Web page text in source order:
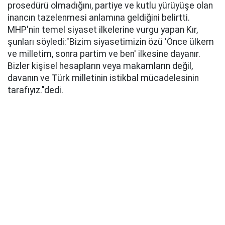
prosedürü olmadığını, partiye ve kutlu yürüyüşe olan
inancın tazelenmesi anlamına geldiğini belirtti.
MHP'nin temel siyaset ilkelerine vurgu yapan Kır,
şunları söyledi:​"Bizim siyasetimizin özü 'Önce ülkem
ve milletim, sonra partim ve ben' ilkesine dayanır.
Bizler kişisel hesapların veya makamların değil,
davanın ve Türk milletinin istikbal mücadelesinin
tarafıyız."dedi.